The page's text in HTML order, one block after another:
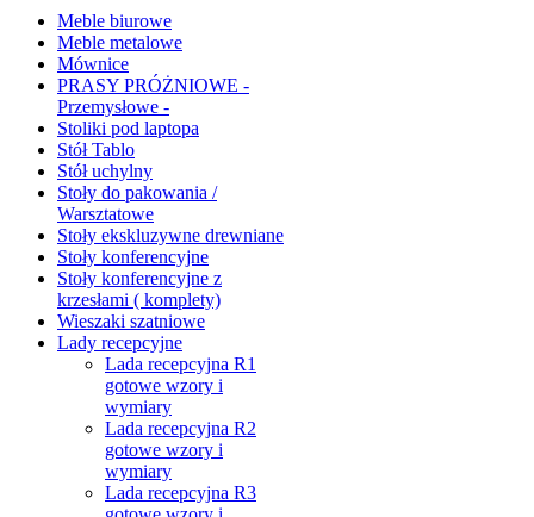
Meble biurowe
Meble metalowe
Mównice
PRASY PRÓŻNIOWE -
Przemysłowe -
Stoliki pod laptopa
Stół Tablo
Stół uchylny
Stoły do pakowania /
Warsztatowe
Stoły ekskluzywne drewniane
Stoły konferencyjne
Stoły konferencyjne z
krzesłami ( komplety)
Wieszaki szatniowe
Lady recepcyjne
Lada recepcyjna R1
gotowe wzory i
wymiary
Lada recepcyjna R2
gotowe wzory i
wymiary
Lada recepcyjna R3